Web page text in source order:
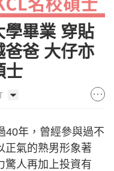
學畢業 穿貼
爸爸 大仔亦
士
40年，曾經參與過不
正氣的熟男形象著
驚人再加上投資有